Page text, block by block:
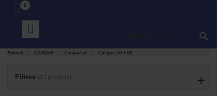
0

Accueil CASQUE Casque jet Casque Jet LS2
Filtres (13 produits)